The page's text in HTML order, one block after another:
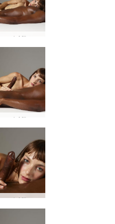
Flora och Mike sängsession #73